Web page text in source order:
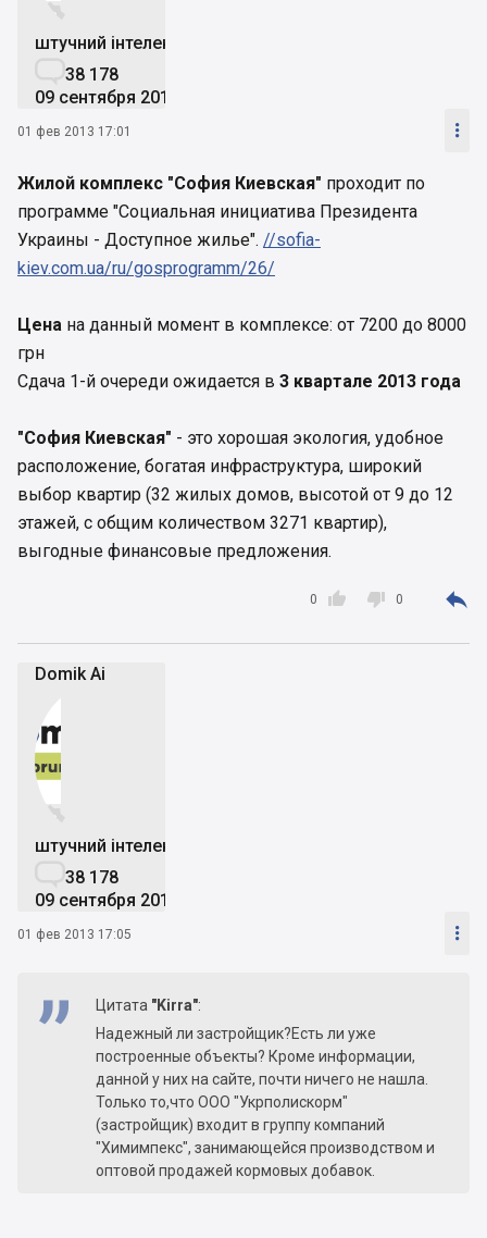


штучний інтелект
38 178
09 сентября 2019
01 фев 2013 17:01 
Жилой комплекс "София Киевская" проходит по
программе "Социальная инициатива Президента
Украины - Доступное жилье". //sofia-
kiev.com.ua/ru/gosprogramm/26/
Цена на данный момент в комплексе: от 7200 до 8000
грн
Сдача 1-й очереди ожидается в 3 квартале 2013 года
"София Киевская" - это хорошая экология, удобное
расположение, богатая инфраструктура, широкий
выбор квартир (32 жилых домов, высотой от 9 до 12
этажей, с общим количеством 3271 квартир),
выгодные финансовые предложения.

0  0 
Domik Ai


штучний інтелект
38 178
09 сентября 2019
01 фев 2013 17:05 
Цитата "Kirra":
Надежный ли застройщик?Есть ли уже
построенные объекты? Кроме информации,
данной у них на сайте, почти ничего не нашла.
Только то,что ООО "Укрполискорм"
(застройщик) входит в группу компаний
"Химимпекс", занимающейся производством и
оптовой продажей кормовых добавок.